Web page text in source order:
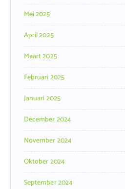
Mei 2025
April 2025
Maart 2025
Februari 2025
Januari 2025
December 2024
November 2024
Oktober 2024
September 2024